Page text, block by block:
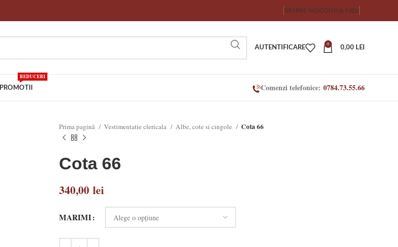
DESPRE NOICONTUL MEU
AUTENTIFICARE
0
0,00 LEI
PROMOTII
REDUCERI
Comenzi telefonice: 0784.73.55.66
Prima pagină Vestimentatie clericala Albe, cote si cingole Cota 66
Cota 66
340,00 lei
MARIMI